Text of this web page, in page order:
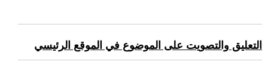
التعليق والتصويت على الموضوع في الموقع الرئيسي